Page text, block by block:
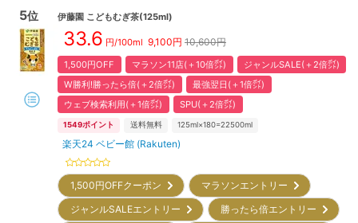
5位 伊藤園 こどもむぎ茶(125ml)
33.6 円/100ml 9,100円 10,600円
1,500円OFF マラソン11店(＋10倍㌽)
ジャンルSALE(＋2倍㌽)
W勝利!勝ったら倍(＋2倍㌽)
最強翌日(＋1倍㌽)
ウェブ検索利用(＋1倍㌽)
SPU(＋2倍㌽)
1549ポイント 送料無料 125ml×180=22500ml
楽天24 ベビー館 (Rakuten)
1,500円OFFクーポン
マラソンエントリー
ジャンルSALEエントリー
勝ったら倍エントリー